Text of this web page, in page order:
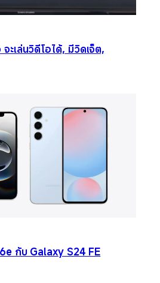
เล่นวิดีโอได้, มีวิดเจ็ต,
กับ Galaxy S24 FE